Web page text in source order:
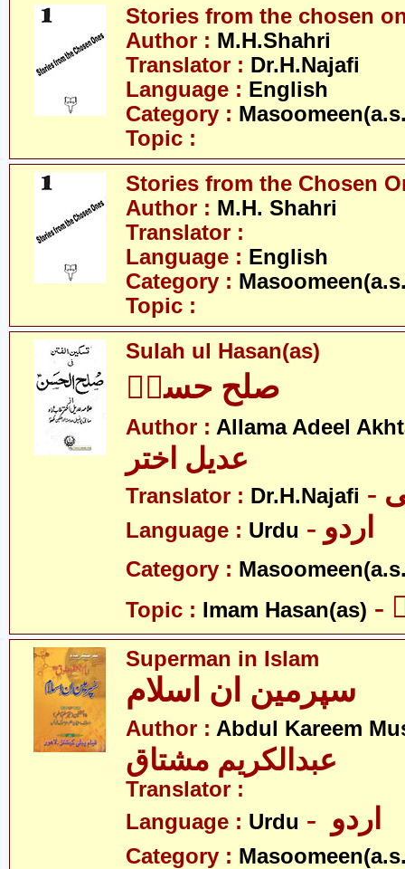
Stories from the chosen
Author : M.H.Shahri
Translator : Dr.H.Najafi
Language : English
Category :
Topic :
Stories from the Chosen
Author : M.H. Shahri
Translator :
Language : English
Category :
Topic :
Sulah ul Hasan(as)
صلح حسنؑ
Author : Allama Adeel
عدیل اختر
Translator : Dr.H.Najafi
Language : Urdu - اردو
Category :
Topic : Imam Hasan(as)
Superman in Islam
سپرمین ان اسلام
Author : Abdul Kareem
عبدالکریم مشتاق
Translator :
Language : Urdu
Category :